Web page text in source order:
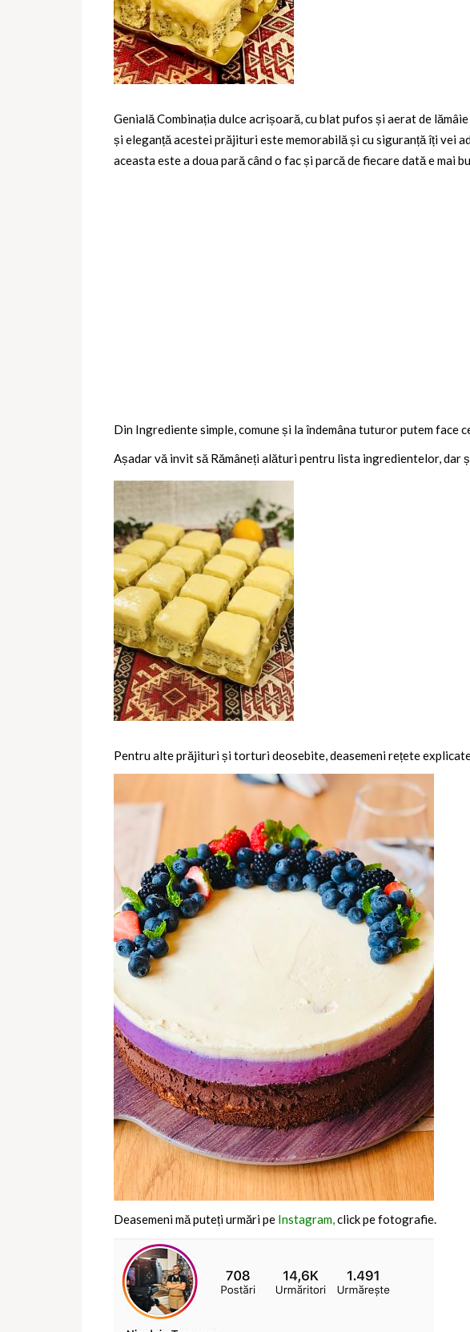
Genială Combinația dulce acrișoară, cu blat pufos și aerat de
și eleganță acestei prăjituri este memorabilă și cu siguranță îți vei
aceasta este a doua pară când o fac și parcă de fiecare dată e mai
Din Ingrediente simple, comune și la îndemâna tuturor putem face
Așadar vă invit să Rămâneți alături pentru lista ingredientelor, dar
Pentru alte prăjituri și torturi deosebite, deasemeni rețete
Deasemeni mă puteți urmări pe Instagram,click pe fotografie.